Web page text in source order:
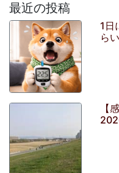
最近の投稿
1日
ら
【